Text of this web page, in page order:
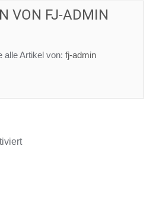
VON FJ-ADMIN
alle Artikel von: fj-admin